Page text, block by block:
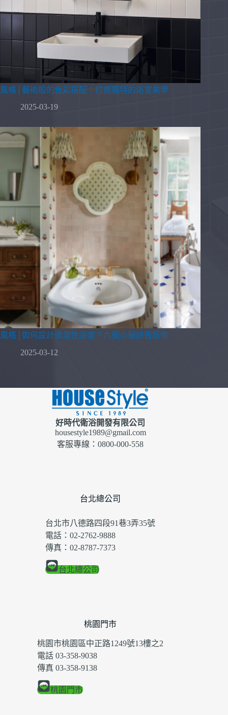
風格│藝術般的色彩搭配：打造獨特的浴室美學
2025-03-19
風格│如何設計過渡性浴室？六個小秘訣告訴你
2025-03-12
好時代衛浴開發有限公司
housestyle1989@gmail.com
客服專線：0800-000-558
台北總公司
台北市八德路四段91巷3弄35號
電話：02-2762-9888
傳真：02-8787-7373
台北總公司
桃園門市
桃園市桃園區中正路1249號13樓之2
電話 03-358-9038
傳真 03-358-9138
桃園門市